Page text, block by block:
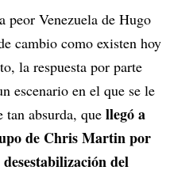
peor Venezuela de Hugo
cambio como existen hoy
la respuesta por parte
escenario en el que se le
absurda, que llegó a
de Chris Martin por
del